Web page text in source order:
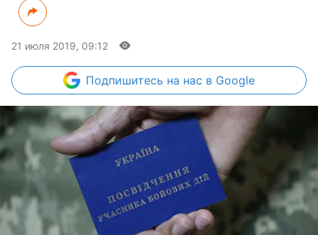
21 июля 2019, 09:12
Подпишитесь на нас в Google